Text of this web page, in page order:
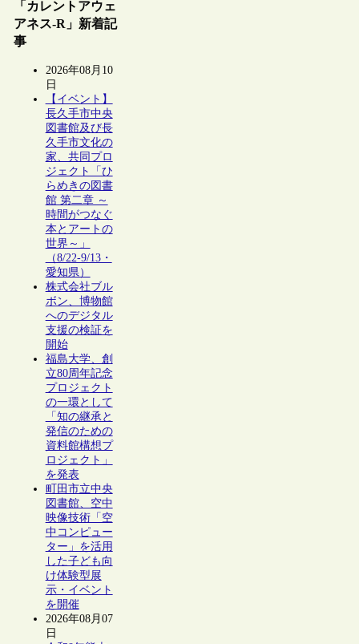
「カレントアウェ
アネス-R」新着記
事
2026年08月10
日
【イベント】
長久手市中央
図書館及び長
久手市文化の
家、共同プロ
ジェクト「ひ
らめきの図書
館 第二章 ～
時間がつなぐ
本とアートの
世界～」
（8/22-9/13・
愛知県）
株式会社ブル
ボン、博物館
へのデジタル
支援の検証を
開始
福島大学、創
立80周年記念
プロジェクト
の一環として
「知の継承と
発信のための
資料館構想プ
ロジェクト」
を発表
町田市立中央
図書館、空中
映像技術「空
中コンピュー
ター」を活用
した子ども向
け体験型展
示・イベント
を開催
2026年08月07
日